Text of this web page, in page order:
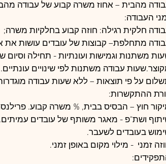
מהבית – אחוז משרה קבוע של עבודה
העבודה:
חלקית רגילה: חוזה קבוע בחלקיות משרה;
מתחלפת– קבוצות של עובדים עושות את
משתנות וגמישות ועונתיות - תחילה וסיום
עבודה משתנות לפי שינויים עונתיים.
על פי תוצאות – ללא שעות עבודה
ההתקשרות:
חוץ – הבסיס בבית, % משרה קבוע.
ושת"פ - מאגר משותף של עובדים
בעובדים לשעבר.
זמני  - מילוי מקום באופן זמני.